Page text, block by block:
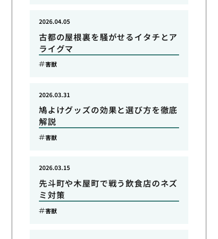
古都の屋根裏を騒がせるイタチとア
ライグマ
2026.04.05
害獣
鳩よけグッズの効果と選び方を徹底
解説
2026.03.31
害獣
先斗町や木屋町で戦う飲食店のネズ
ミ対策
2026.03.15
害獣